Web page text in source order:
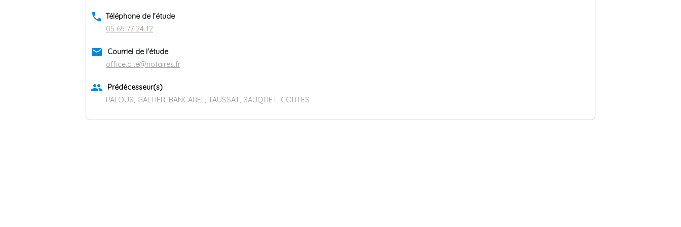
phone Téléphone de l'étude
05 65 77 24 12
email
Courriel de l'étude
office.cite@notaires.fr
group
Prédécesseur(s)
PALOUS, GALTIER, BANCAREL, TAUSSAT, SAUQUET, CORTES